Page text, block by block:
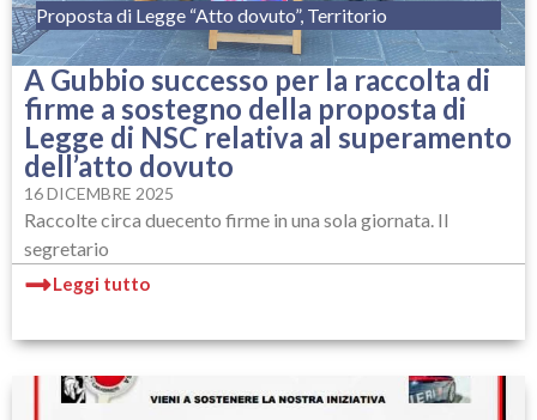
Proposta di Legge “Atto dovuto”, Territorio
A Gubbio successo per la raccolta di
firme a sostegno della proposta di
Legge di NSC relativa al superamento
dell’atto dovuto
16 DICEMBRE 2025
Raccolte circa duecento firme in una sola giornata. Il
segretario
Leggi tutto